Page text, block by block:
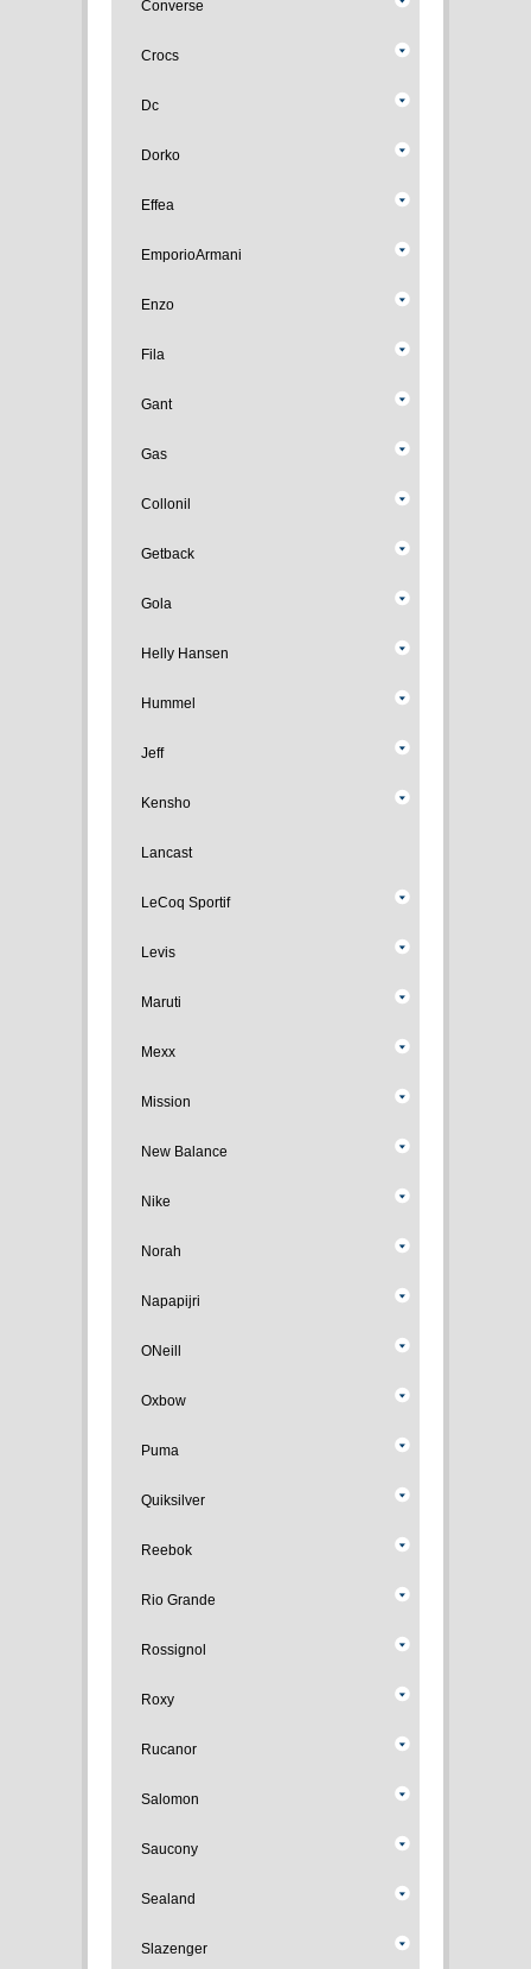
Converse
Crocs
Dc
Dorko
Effea
EmporioArmani
Enzo
Fila
Gant
Gas
Collonil
Getback
Gola
Helly Hansen
Hummel
Jeff
Kensho
Lancast
LeCoq Sportif
Levis
Maruti
Mexx
Mission
New Balance
Nike
Norah
Napapijri
ONeill
Oxbow
Puma
Quiksilver
Reebok
Rio Grande
Rossignol
Roxy
Rucanor
Salomon
Saucony
Sealand
Slazenger